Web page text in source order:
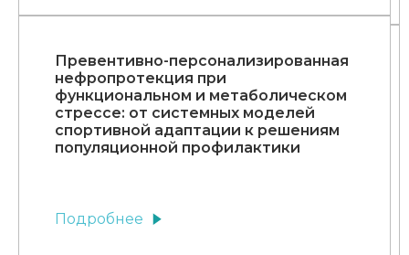
Превентивно-персонализированная
нефропротекция при
функциональном и метаболическом
стрессе: от системных моделей
спортивной адаптации к решениям
популяционной профилактики
Подробнее